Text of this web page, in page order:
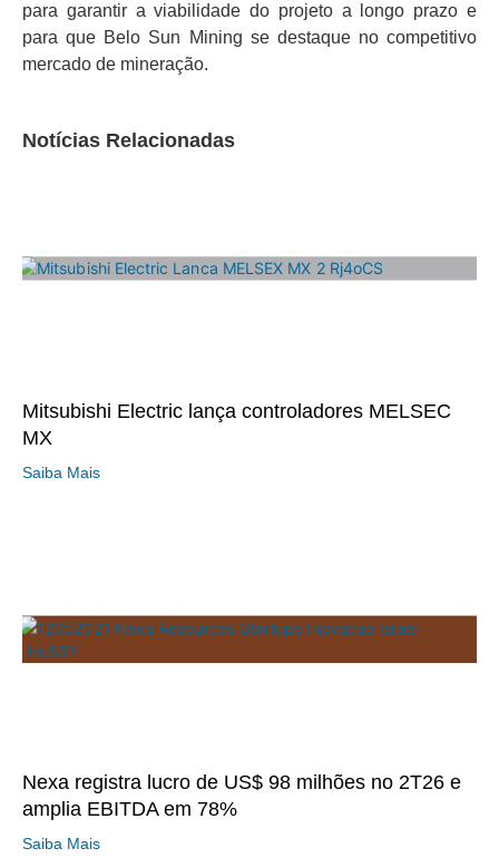
para garantir a viabilidade do projeto a longo prazo e
para que Belo Sun Mining se destaque no competitivo
mercado de mineração.
Notícias Relacionadas
Mitsubishi Electric lança controladores MELSEC
MX
Saiba Mais
Nexa registra lucro de US$ 98 milhões no 2T26 e
amplia EBITDA em 78%
Saiba Mais